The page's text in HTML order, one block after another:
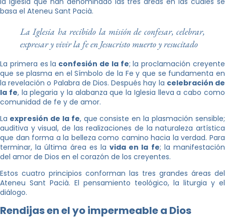
basa el Ateneu Sant Pacià.
La Iglesia ha recibido la misión de confesar, celebrar,
expresar y vivir la fe en Jesucristo muerto y resucitado
La primera es la confesión de la fe; la proclamación creyente
que se plasma en el Símbolo de la Fe y que se fundamenta en
la revelación o Palabra de Dios. Después hay la celebración de
la fe, la plegaria y la alabanza que la Iglesia lleva a cabo como
comunidad de fe y de amor.
La expresión de la fe, que consiste en la plasmación sensible;
auditiva y visual, de las realizaciones de la naturaleza artística
que dan forma a la belleza como camino hacia la verdad. Para
terminar, la última área es lavida en la fe; la manifestación
del amor de Dios en el corazón de los creyentes.
Estos cuatro principios conforman las tres grandes áreas del
Ateneu Sant Pacià. El pensamiento teológico, la liturgia y el
diálogo.
Rendijas en el yo impermeable a Dios